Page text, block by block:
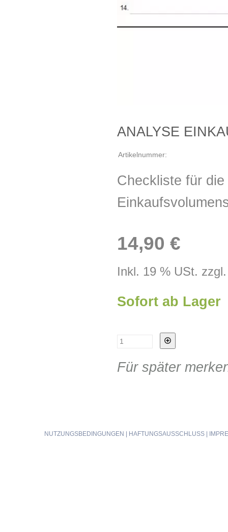
ANALYSE
Artikelnummer:
Checkliste für
14,90 €
Inkl. 19 % USt.
Sofort ab Lager
Für später
NUTZUNGSBEDINGUNGEN HAFTUNGSAUSSCHLUSS